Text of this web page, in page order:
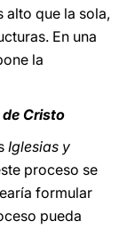
alto que la sola,
En una
la
Cristo
Iglesias y
proceso se
formular
pueda